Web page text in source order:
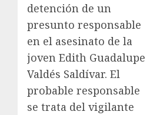
detención de un
presunto responsable
en el asesinato de la
joven Edith Guadalupe
Valdés Saldívar. El
probable responsable
se trata del vigilante